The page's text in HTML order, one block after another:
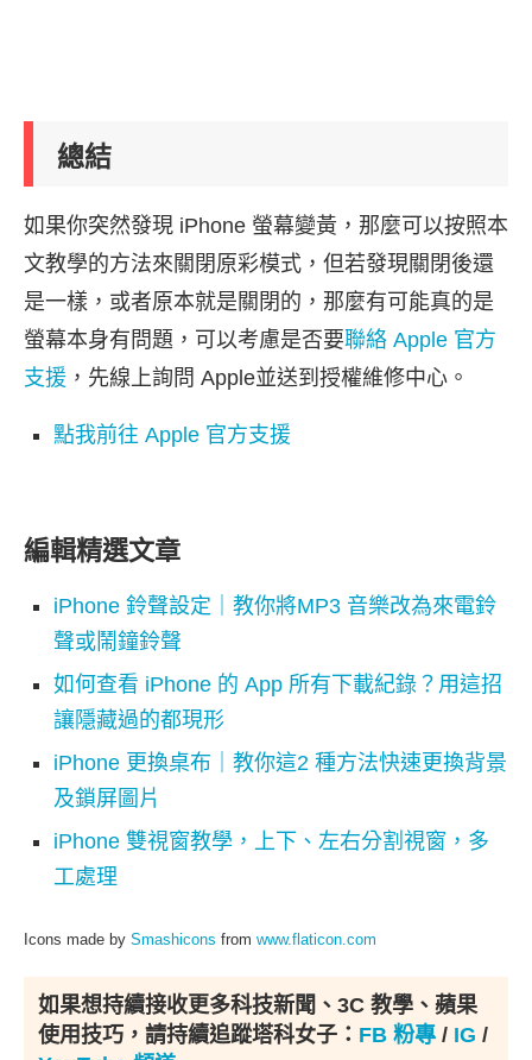
總結
如果你突然發現 iPhone 螢幕變黃，那麼可以按照本
文教學的方法來關閉原彩模式，但若發現關閉後還
是一樣，或者原本就是關閉的，那麼有可能真的是
螢幕本身有問題，可以考慮是否要聯絡 Apple 官方
支援 ，先線上詢問 Apple並送到授權維修中心。
點我前往 Apple 官方支援
編輯精選文章
iPhone 鈴聲設定｜教你將MP3 音樂改為來電鈴
聲或鬧鐘鈴聲
如何查看 iPhone 的 App 所有下載紀錄？用這招
讓隱藏過的都現形
iPhone 更換桌布｜教你這2 種方法快速更換背景
及鎖屏圖片
iPhone 雙視窗教學，上下、左右分割視窗，多
工處理
Icons made by Smashicons from www.flaticon.com
如果想持續接收更多科技新聞、3C 教學、蘋果
使用技巧，請持續追蹤塔科女子： FB 粉專 / IG /